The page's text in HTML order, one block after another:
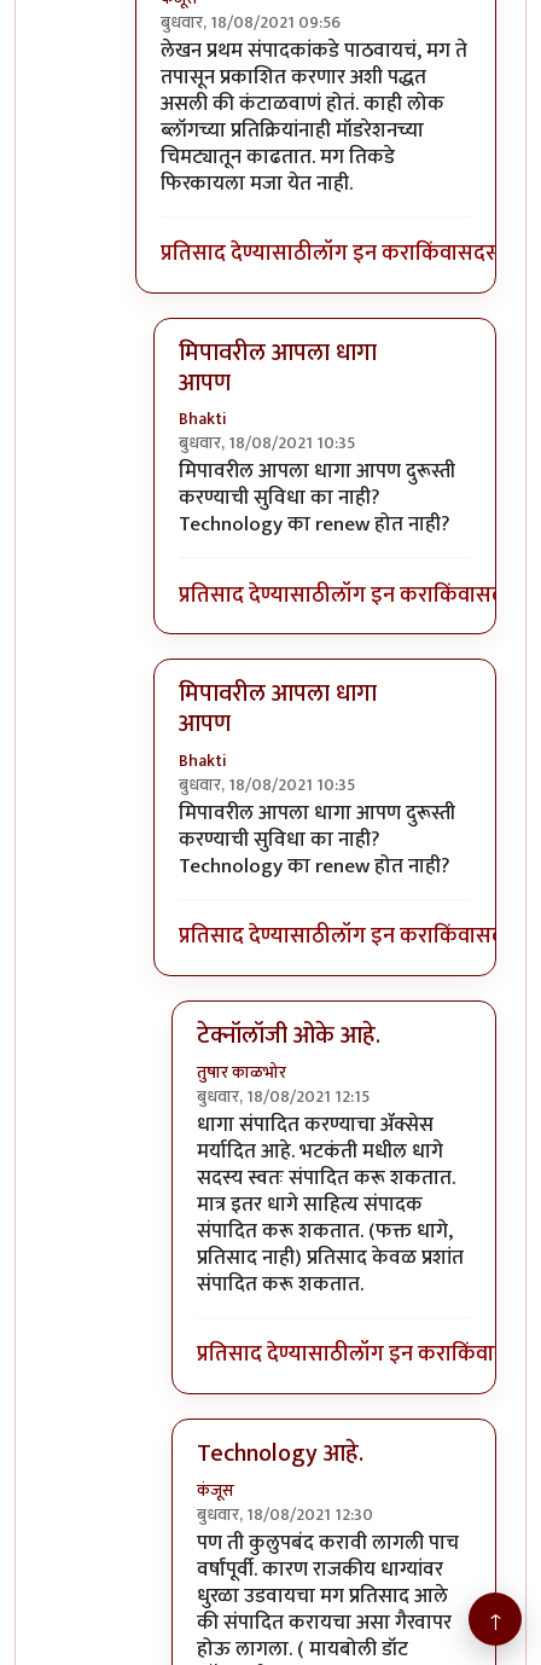
बुधवार, 18/08/2021 09:56
In reply toह्याचा अर्थ काय ?byसाहना
लेखन प्रथम संपादकांकडे पाठवायचं, मग ते
तपासून प्रकाशित करणार अशी पद्धत
असली की कंटाळवाणं होतं. काही लोक
ब्लॉगच्या प्रतिक्रियांनाही मॉडरेशनच्या
चिमट्यातून काढतात. मग तिकडे
फिरकायला मजा येत नाही.
प्रतिसाद देण्यासाठीलॉग इन कराकिंवासदस्य व्हा
मिपावरील आपला धागा
आपण
Bhakti
बुधवार, 18/08/2021 10:35
In reply toलेखन संपादनbyकंजूस
मिपावरील आपला धागा आपण दुरूस्ती
करण्याची सुविधा का नाही?
Technology का renew होत नाही?
प्रतिसाद देण्यासाठीलॉग इन कराकिंवासदस्य
मिपावरील आपला धागा
आपण
Bhakti
बुधवार, 18/08/2021 10:35
In reply toलेखन संपादनbyकंजूस
मिपावरील आपला धागा आपण दुरूस्ती
करण्याची सुविधा का नाही?
Technology का renew होत नाही?
प्रतिसाद देण्यासाठीलॉग इन कराकिंवासदस्य
टेक्नॉलॉजी ओके आहे.
तुषार काळभोर
बुधवार, 18/08/2021 12:15
In reply toमिपावरील आपला धागा आपण
धागा संपादित करण्याचा ॲक्सेस
मर्यादित आहे. भटकंती मधील धागे
सदस्य स्वतः संपादित करू शकतात.
मात्र इतर धागे साहित्य संपादक
संपादित करू शकतात. (फक्त धागे,
प्रतिसाद नाही) प्रतिसाद केवळ प्रशांत
संपादित करू शकतात.
प्रतिसाद देण्यासाठीलॉग इन कराकिंवा
Technology आहे.
कंजूस
बुधवार, 18/08/2021 12:30
In reply toमिपावरील आपला धागा आपण
पण ती कुलुपबंद करावी लागली पाच
वर्षांपूर्वी. कारण राजकीय धाग्यांवर
धुरळा उडवायचा मग प्रतिसाद आले
की संपादित करायचा असा गैरवापर
होऊ लागला. ( मायबोली डॉट
↑